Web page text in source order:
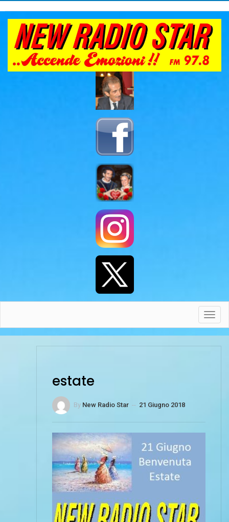
estate
By New Radio Star -- 21 Giugno 2018